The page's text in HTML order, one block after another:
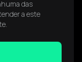
das
a este